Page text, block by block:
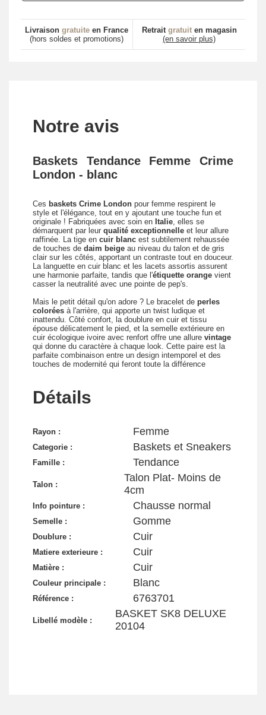
Livraison gratuite en France
(hors soldes et promotions)
Retrait gratuiten magasin
(en savoir plus)
Notre avis
Baskets Tendance Femme Crime
London - blanc
Ces baskets Crime London pour femme respirent le
style et l'élégance, tout en y ajoutant une touche fun et
originale ! Fabriquées avec soin en Italie, elles se
démarquent par leur qualité exceptionnelle et leur allure
raffinée. La tige en cuir blanc est subtilement rehaussée
de touches de daim beige au niveau du talon et de gris
clair sur les côtés, apportant un contraste tout en douceur.
La languette en cuir blanc et les lacets assortis assurent
une harmonie parfaite, tandis que l'étiquette orange vient
casser la neutralité avec une pointe de pep's.
Mais le petit détail qu'on adore ? Le bracelet de perles
colorées à l'arrière, qui apporte un twist ludique et
inattendu. Côté confort, la doublure en cuir et tissu
épouse délicatement le pied, et la semelle extérieure en
cuir écologique ivoire avec renfort offre une allure vintage
qui donne du caractère à chaque look. Cette paire est la
parfaite combinaison entre un design intemporel et des
touches de modernité qui feront toute la différence
Détails
Rayon : Femme
Categorie : Baskets et Sneakers
Famille : Tendance
Talon :
Talon Plat- Moins de
4cm
Info pointure : Chausse normal
Semelle : Gomme
Doublure : Cuir
Matiere exterieure : Cuir
Matière : Cuir
Couleur principale : Blanc
Référence : 6763701
Libellé modèle :
BASKET SK8 DELUXE
20104